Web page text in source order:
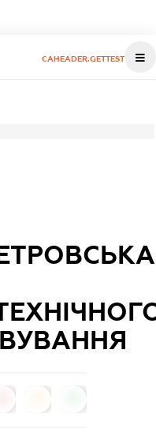
CAHEADER.GETTEST